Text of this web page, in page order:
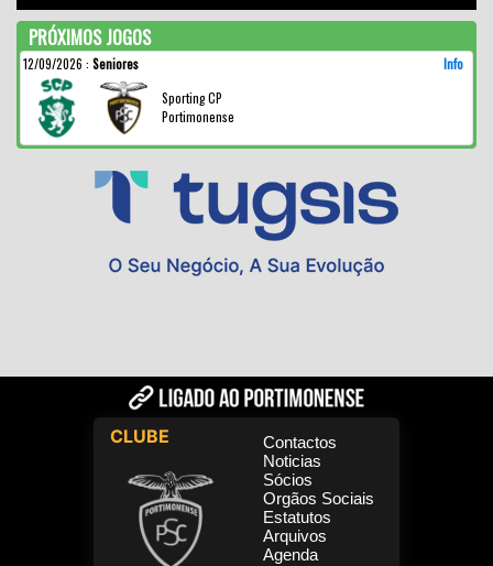
PRÓXIMOS JOGOS
12/09/2026 : Seniores
Info
Sporting CP
Portimonense
CLUBE
Contactos
Noticias
Sócios
Orgãos Sociais
Estatutos
Arquivos
Agenda